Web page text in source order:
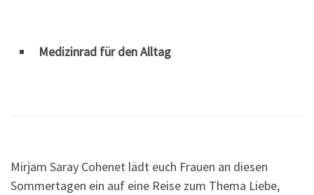
Medizinrad für den Alltag
Mirjam Saray Cohenet lädt euch Frauen an diesen
Sommertagen ein auf eine Reise zum Thema Liebe,